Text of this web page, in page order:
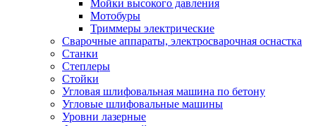
Мойки высокого давления
Мотобуры
Триммеры электрические
Сварочные аппараты, электросварочная оснастка
Станки
Степлеры
Стойки
Угловая шлифовальная машина по бетону
Угловые шлифовальные машины
Уровни лазерные